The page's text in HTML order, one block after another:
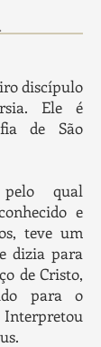
discípulo
Ele é
de São
qual
e
teve um
dizia para
de Cristo,
para o